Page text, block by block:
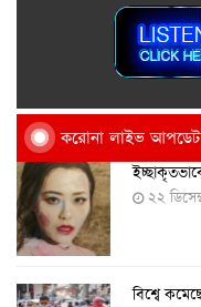
করোনা লাইভ আপডেট
২২
বিশ্বে